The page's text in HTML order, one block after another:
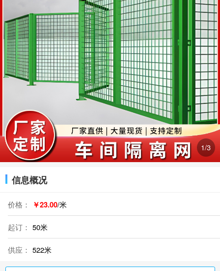
2/3
信息概况
价格： ￥23.00/米
起订： 50米
供应： 522米